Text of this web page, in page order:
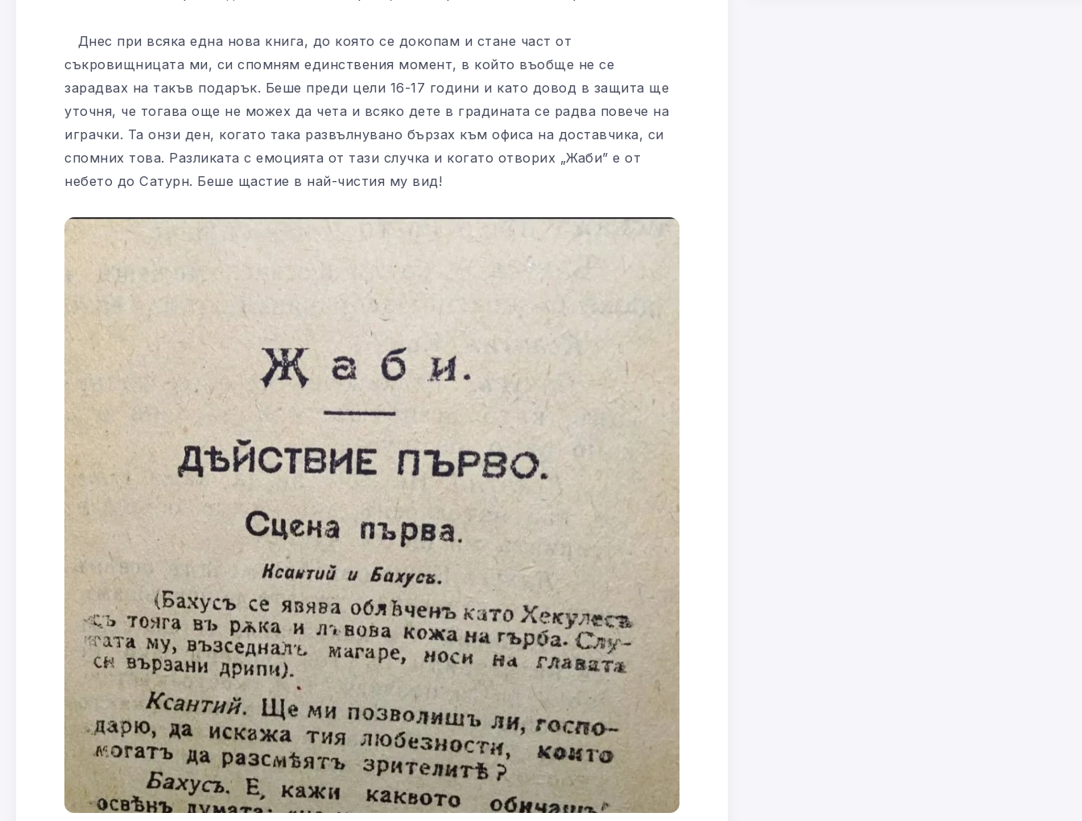
Днес при всяка една нова книга, до която се докопам и стане част от
съкровищницата ми, си спомням единствения момент, в който въобще не се
зарадвах на такъв подарък. Беше преди цели 16-17 години и като довод в защита ще
уточня, че тогава още не можех да чета и всяко дете в градината се радва повече на
играчки. Та онзи ден, когато така развълнувано бързах към офиса на доставчика, си
спомних това. Разликата с емоцията от тази случка и когато отворих „Жаби” е от
небето до Сатурн. Беше щастие в най-чистия му вид!